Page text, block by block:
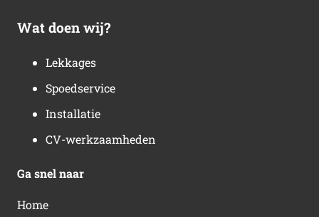
Wat doen wij?
Lekkages
Spoedservice
Installatie
CV-werkzaamheden
Ga snel naar
Home